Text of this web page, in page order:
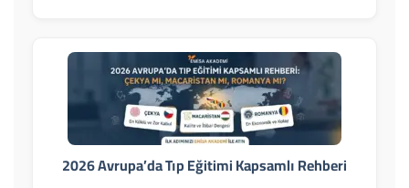
2026 Avrupa’da Tıp Eğitimi Kapsamlı Rehberi